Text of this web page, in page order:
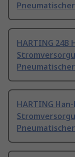
HARTING
HARTING